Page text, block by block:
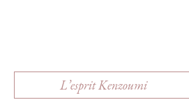
L’esprit Kenzoumi